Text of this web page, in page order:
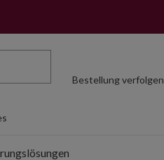
Bestellung verfolgen